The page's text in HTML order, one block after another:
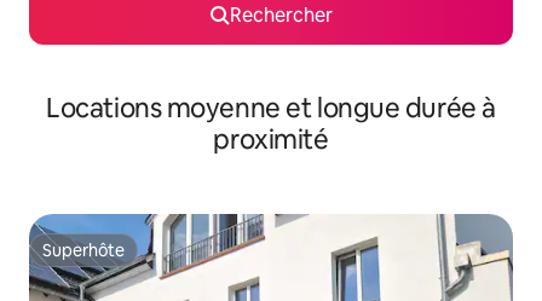
Rechercher
Locations moyenne et longue durée à
proximité
Superhôte
Superhôte